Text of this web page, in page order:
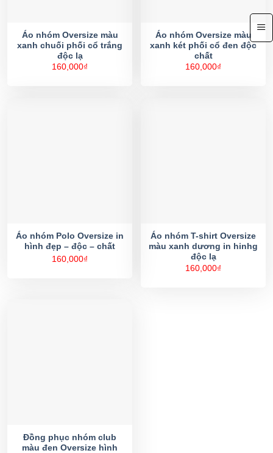
Áo nhóm Oversize màu
xanh chuối phối cổ trắng
độc lạ
160,000₫
Áo nhóm Oversize màu
xanh két phối cổ đen độc
chất
160,000₫
Áo nhóm Polo Oversize in
hình đẹp – độc – chất
160,000₫
Áo nhóm T-shirt Oversize
màu xanh dương in hinhg
độc lạ
160,000₫
Đồng phục nhóm club
màu đen Oversize hình